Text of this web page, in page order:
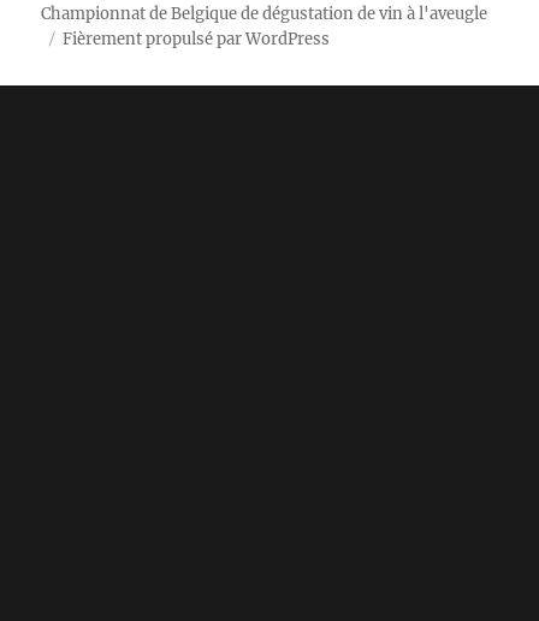
Championnat de Belgique de dégustation de vin à l'aveugle
Fièrement propulsé par WordPress